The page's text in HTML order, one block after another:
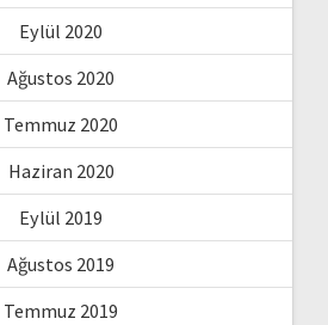
Eylül 2020
Ağustos 2020
Temmuz 2020
Haziran 2020
Eylül 2019
Ağustos 2019
Temmuz 2019